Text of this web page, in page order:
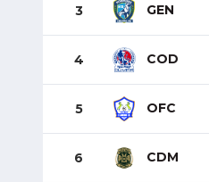
3 GEN
4 COD
5 OFC
6 CDM